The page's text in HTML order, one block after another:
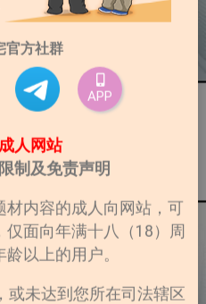
官方社群
APP
人网站
制及免责声明
内容的成人向网站，可
面向年满十八（18）周
以上的用户。
或未达到您所在司法辖区